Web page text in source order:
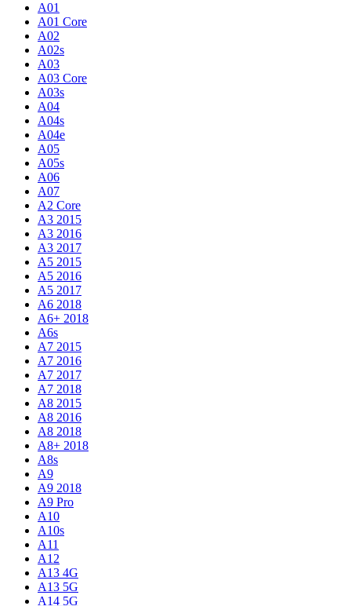
A01
A01 Core
A02
A02s
A03
A03 Core
A03s
A04
A04s
A04e
A05
A05s
A06
A07
A2 Core
A3 2015
A3 2016
A3 2017
A5 2015
A5 2016
A5 2017
A6 2018
A6+ 2018
A6s
A7 2015
A7 2016
A7 2017
A7 2018
A8 2015
A8 2016
A8 2018
A8+ 2018
A8s
A9
A9 2018
A9 Pro
A10
A10s
A11
A12
A13 4G
A13 5G
A14 5G